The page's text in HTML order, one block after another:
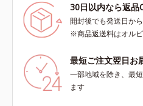
30日以内なら返品
開封後でも発送日か
※商品返送料はオル
最短ご注文翌日お
一部地域を除き、最
ます